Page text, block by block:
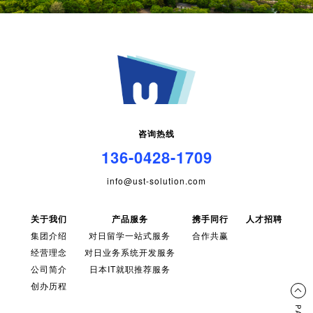
咨询热线
136-0428-1709
info@ust-solution.com
关于我们
集团介绍
经营理念
公司简介
创办历程
产品服务
对日留学一站式服务
对日业务系统开发服务
日本IT就职推荐服务
携手同行
合作共赢
人才招聘